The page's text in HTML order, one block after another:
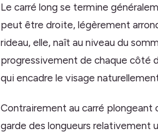
Le carré long se termine
peut être droite, légèrement
rideau, elle, naît au niveau du
progressivement de chaque côté
qui encadre le visage
Contrairement au carré plongeant
garde des longueurs relativement